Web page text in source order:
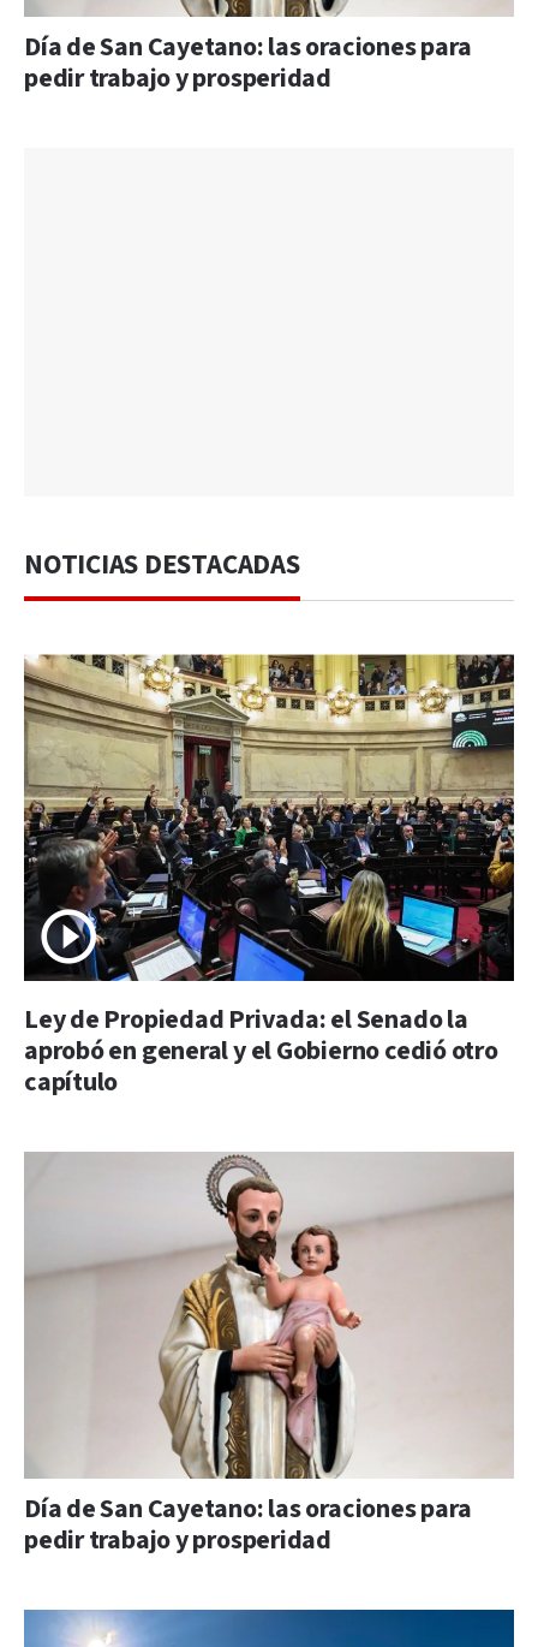
Día de San Cayetano: las oraciones para
pedir trabajo y prosperidad
NOTICIAS DESTACADAS
Ley de Propiedad Privada: el Senado la
aprobó en general y el Gobierno cedió otro
capítulo
Día de San Cayetano: las oraciones para
pedir trabajo y prosperidad